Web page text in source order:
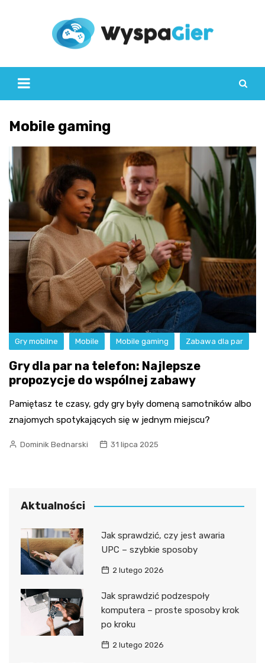
Mobile gaming
Gry mobilne Mobile Mobile gaming Zabawa dla par
Gry dla par na telefon: Najlepsze
propozycje do wspólnej zabawy
Pamiętasz te czasy, gdy gry były domeną samotników albo
znajomych spotykających się w jednym miejscu?
Dominik Bednarski 31 lipca 2025
Aktualności
Jak sprawdzić, czy jest awaria
UPC – szybkie sposoby
2 lutego 2026
Jak sprawdzić podzespoły
komputera – proste sposoby krok
po kroku
2 lutego 2026